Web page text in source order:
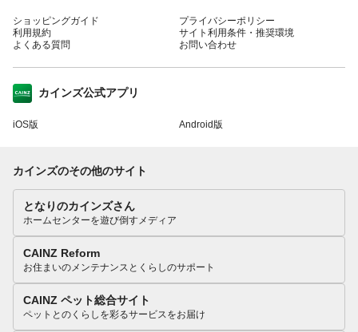
ショッピングガイド
利用規約
よくある質問
プライバシーポリシー
サイト利用条件・推奨環境
お問い合わせ
カインズ公式アプリ
iOS版 Android版
カインズのその他のサイト
となりのカインズさん
ホームセンターを遊び倒すメディア
CAINZ Reform
お住まいのメンテナンスとくらしのサポート
CAINZ ペット総合サイト
ペットとのくらしを彩るサービスをお届け